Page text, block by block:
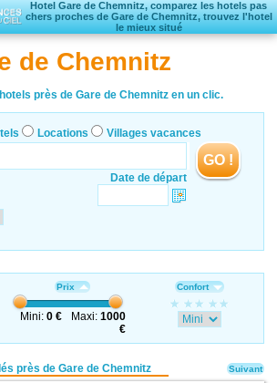
Hotel Gare de Chemnitz, comparez les hotels pas
chers proches de Gare de Chemnitz, trouvez l'hotel
le mieux situé
Hôtels
de Chemnitz
près de Gare de Chemnitz en un clic.
Locations Villages vacances
Date de départ
GO !
Prix
Mini: 0 € Maxi:1000
€
Confort
près de Gare de Chemnitz
Suivant